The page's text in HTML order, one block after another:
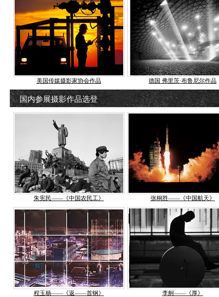
美国传媒摄影家协会作品 德国 弗里茨·布鲁尼尔作品
国内参展摄影作品选登
朱宪民——《中国农民工》 张桐胜——《中国航天》
程玉杨——《返——首钢》 李舸——《厚》